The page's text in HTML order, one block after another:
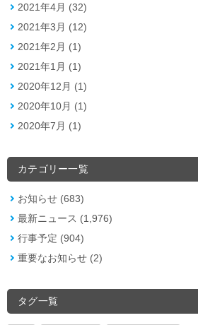
2021年4月 (32)
2021年3月 (12)
2021年2月 (1)
2021年1月 (1)
2020年12月 (1)
2020年10月 (1)
2020年7月 (1)
カテゴリー一覧
お知らせ (683)
最新ニュース (1,976)
行事予定 (904)
重要なお知らせ (2)
タグ一覧